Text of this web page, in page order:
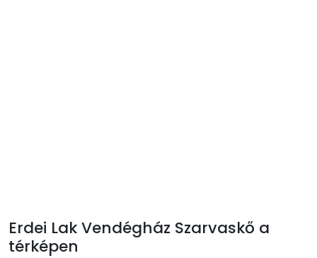
Erdei Lak Vendégház Szarvaskő a
térképen